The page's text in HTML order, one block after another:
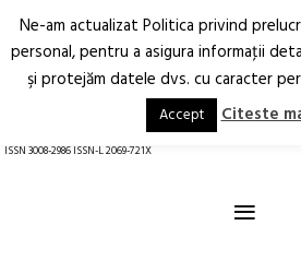
Arhitectură.
Oraș.
ISSN 3008-2986 ISSN-L 2069-721X
≡
Ne-am actualizat Politica privind
personal, pentru a asigura informaţii
şi protejăm datele dvs. cu caracter
Accept Citeste